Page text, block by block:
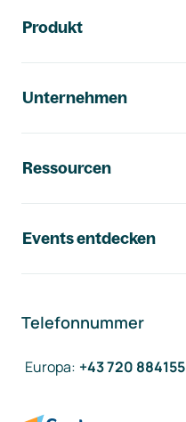
Produkt
Unternehmen
Ressourcen
Events entdecken
Telefonnummer
Europa: +43 720 884155